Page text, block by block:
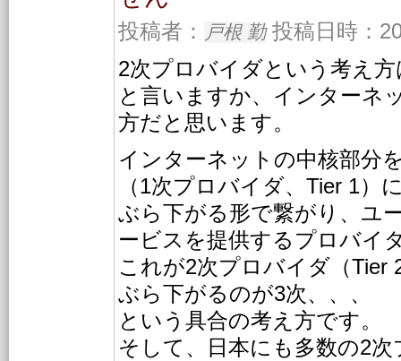
投稿者： 戸根 勤投稿日時：
2次プロバイダという考え
と言いますか、インターネ
方だと思います。
インターネットの中核部分
（1次プロバイダ、Tier 1）
ぶら下がる形で繋がり、ユ
ービスを提供するプロバイ
これが2次プロバイダ（Tier
ぶら下がるのが3次、、、
という具合の考え方です。
そして、日本にも多数の2